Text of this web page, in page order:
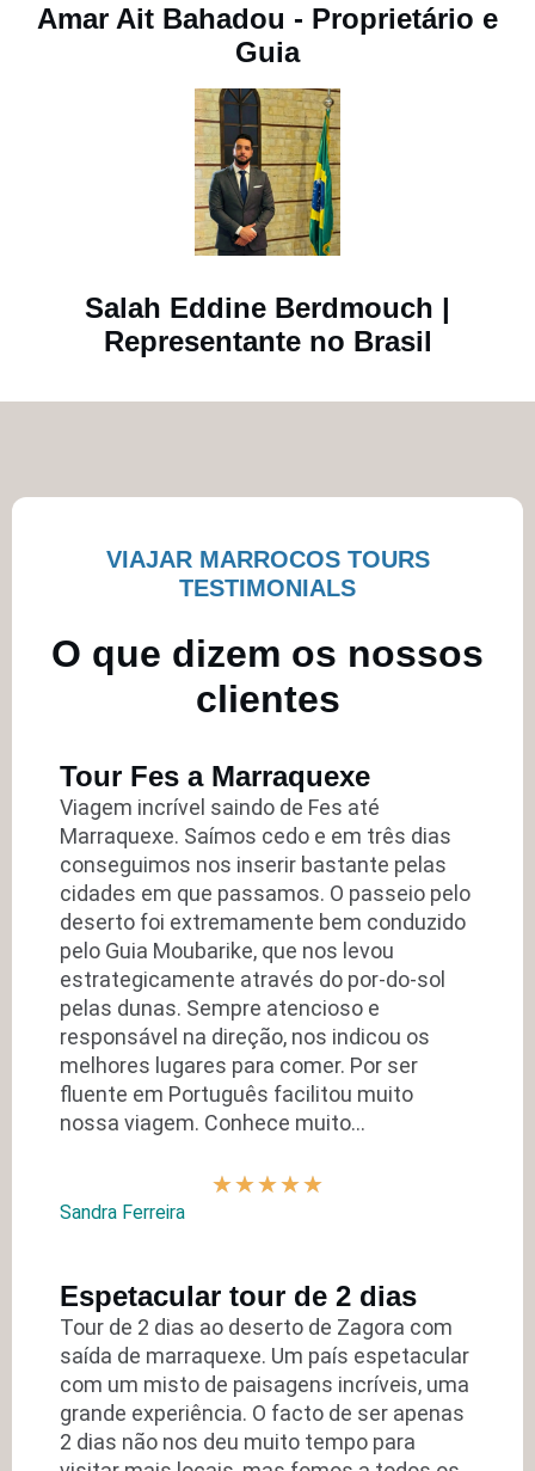
Amar Ait Bahadou - Proprietário e
Guia
Salah Eddine Berdmouch |
Representante no Brasil
VIAJAR MARROCOS TOURS
TESTIMONIALS
O que dizem os nossos
clientes
Tour Fes a Marraquexe
Viagem incrível saindo de Fes até
Marraquexe. Saímos cedo e em três dias
conseguimos nos inserir bastante pelas
cidades em que passamos. O passeio pelo
deserto foi extremamente bem conduzido
pelo Guia Moubarike, que nos levou
estrategicamente através do por-do-sol
pelas dunas. Sempre atencioso e
responsável na direção, nos indicou os
melhores lugares para comer. Por ser
fluente em Português facilitou muito
nossa viagem. Conhece muito…
★★★★★
Sandra Ferreira
Espetacular tour de 2 dias
Tour de 2 dias ao deserto de Zagora com
saída de marraquexe. Um país espetacular
com um misto de paisagens incríveis, uma
grande experiência. O facto de ser apenas
2 dias não nos deu muito tempo para